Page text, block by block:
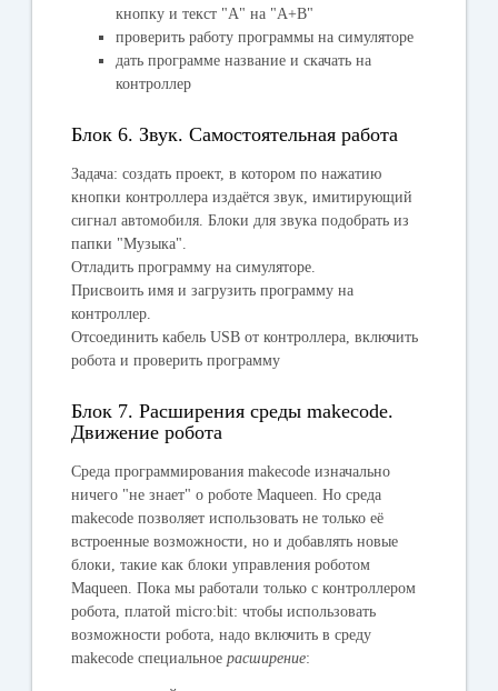
кнопку и текст "А" на "А+В"
проверить работу программы на симуляторе
дать программе название и скачать на
контроллер
Блок 6. Звук. Самостоятельная работа
Задача: создать проект, в котором по нажатию
кнопки контроллера издаётся звук, имитирующий
сигнал автомобиля. Блоки для звука подобрать из
папки "Музыка".
Отладить программу на симуляторе.
Присвоить имя и загрузить программу на
контроллер.
Отсоединить кабель USB от контроллера, включить
робота и проверить программу
Блок 7. Расширения среды makecode.
Движение робота
Среда программирования makecode изначально
ничего "не знает" о роботе Maqueen. Но среда
makecode позволяет использовать не только её
встроенные возможности, но и добавлять новые
блоки, такие как блоки управления роботом
Maqueen. Пока мы работали только с контроллером
робота, платой micro:bit: чтобы использовать
возможности робота, надо включить в среду
makecode специальноерасширение: